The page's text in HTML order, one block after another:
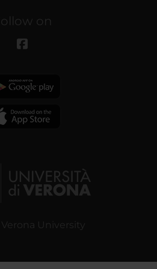
on
Verona University